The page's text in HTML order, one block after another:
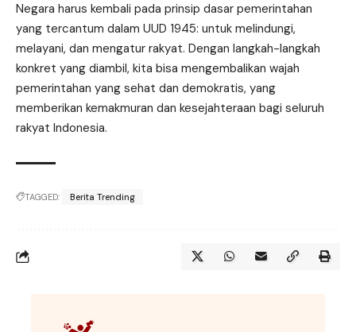
Negara harus kembali pada prinsip dasar pemerintahan
yang tercantum dalam UUD 1945: untuk melindungi,
melayani, dan mengatur rakyat. Dengan langkah-langkah
konkret yang diambil, kita bisa mengembalikan wajah
pemerintahan yang sehat dan demokratis, yang
memberikan kemakmuran dan kesejahteraan bagi seluruh
rakyat Indonesia.
TAGGED: Berita Trending